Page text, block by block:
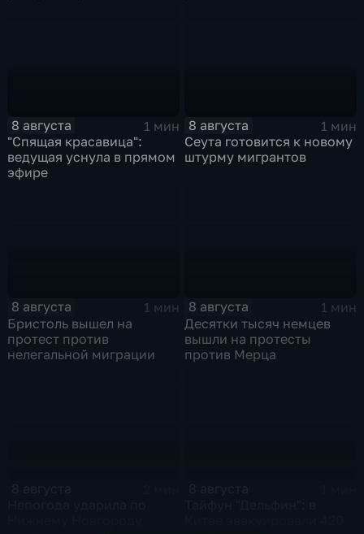
8 августа
1 мин
"Спящая красавица":
ведущая уснула в прямом
эфире
8 августа
1 мин
Сеута готовится к новому
штурму мигрантов
8 августа
1 мин
Бристоль вышел на
протест против
нелегальной миграции
8 августа
1 мин
Десятки тысяч немцев
вышли на протесты
против Мерца